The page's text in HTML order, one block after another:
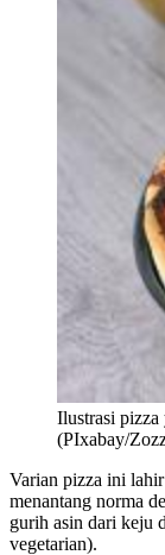
Ilustrasi pizza
(PIxabay/
Varian pizza ini
menantang norma
gurih asin dari keju
vegetarian).